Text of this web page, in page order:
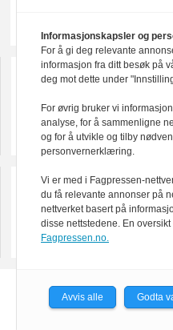
Powered
Informasjonskapsler og
For å gi deg relevante
informasjon fra ditt besøk på
deg mot dette under
For øvrig bruker vi
analyse, for å sammenligne
og for å utvikle og tilby
personvernerklæring.
Vi er med i Fagpressen-
du få relevante annonser på
nettverket basert på
disse nettstedene. En
Fagpressen.no.
Avvis alle Godta